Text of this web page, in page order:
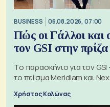
BUSINESS 06.08.2026, 07:00
Πώς οι Γάλλοι
τον GSI στην πρίζα
Το παρασκήνιο για τον
το πείσμα Meridiam και
Χρήστος Κολώνας